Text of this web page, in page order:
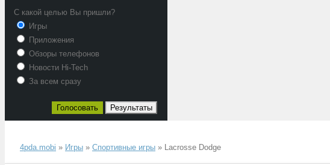
С какой целью Вы пришли?
Игры
Приложения
Обзоры телефонов
Новости Hi-Tech
За всем сразу
Голосовать Результаты
4pda.mobi » Игры » Спортивные игры » Lacrosse Dodge